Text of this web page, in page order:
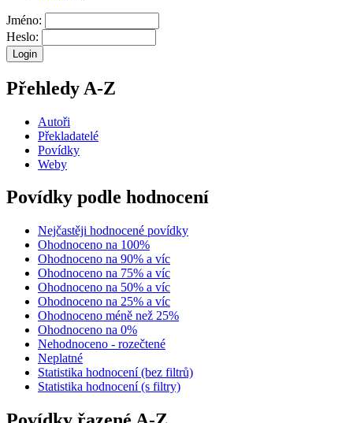
Jméno:
Heslo:
Přehledy A-Z
Autoři
Překladatelé
Povídky
Weby
Povídky podle hodnocení
Nejčastěji hodnocené povídky
Ohodnoceno na 100%
Ohodnoceno na 90% a víc
Ohodnoceno na 75% a víc
Ohodnoceno na 50% a víc
Ohodnoceno na 25% a víc
Ohodnoceno méně než 25%
Ohodnoceno na 0%
Nehodnoceno - rozečtené
Neplatné
Statistika hodnocení (bez filtrů)
Statistika hodnocení (s filtry)